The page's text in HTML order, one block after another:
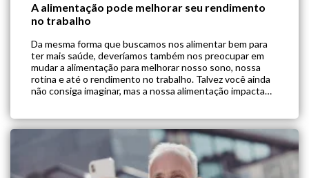
A alimentação pode melhorar seu rendimento
no trabalho
Da mesma forma que buscamos nos alimentar bem para
ter mais saúde, deveríamos também nos preocupar em
mudar a alimentação para melhorar nosso sono, nossa
rotina e até o rendimento no trabalho. Talvez você ainda
não consiga imaginar, mas a nossa alimentação impacta